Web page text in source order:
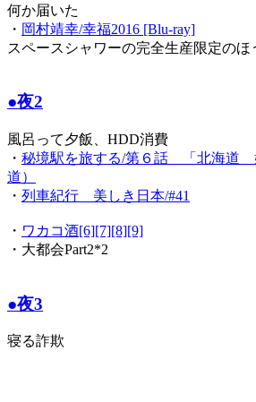
何か届いた
・ 岡村靖幸/幸福2016 [Blu-ray]
スペースシャワーの完全生産限定のほ
●夜2
風呂って夕飯、HDD消費
・ 秘境駅を旅する/第６話 「北海道
道）
・ 列車紀行 美しき日本/#41
・ ワカコ酒[6][7][8][9]
・大都会Part2*2
●夜3
寝る詐欺